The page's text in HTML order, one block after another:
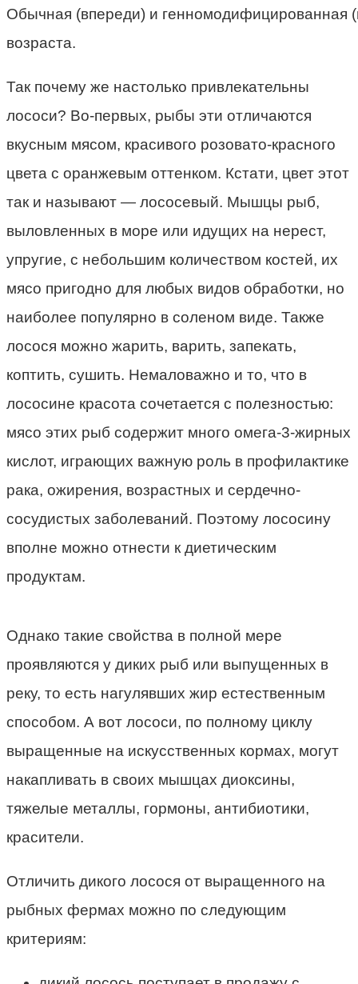
Обычная (впереди) и генномодифицированная
возраста.
Так почему же настолько привлекательны
лососи? Во-первых, рыбы эти отличаются
вкусным мясом, красивого розовато-красного
цвета с оранжевым оттенком. Кстати, цвет этот
так и называют — лососевый. Мышцы рыб,
выловленных в море или идущих на нерест,
упругие, с небольшим количеством костей, их
мясо пригодно для любых видов обработки, но
наиболее популярно в соленом виде. Также
лосося можно жарить, варить, запекать,
коптить, сушить. Немаловажно и то, что в
лососине красота сочетается с полезностью:
мясо этих рыб содержит много омега-3-жирных
кислот, играющих важную роль в профилактике
рака, ожирения, возрастных и сердечно-
сосудистых заболеваний. Поэтому лососину
вполне можно отнести к диетическим
продуктам.
Однако такие свойства в полной мере
проявляются у диких рыб или выпущенных в
реку, то есть нагулявших жир естественным
способом. А вот лососи, по полному циклу
выращенные на искусственных кормах, могут
накапливать в своих мышцах диоксины,
тяжелые металлы, гормоны, антибиотики,
красители.
Отличить дикого лосося от выращенного на
рыбных фермах можно по следующим
критериям: